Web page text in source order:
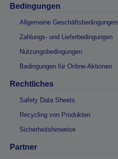
Bedingungen
Allgemeine Geschäftsbedingungen
Zahlungs- und Lieferbedingungen
Nutzungsbedingungen
Bedingungen für Online-Aktionen
Rechtliches
Safety Data Sheets
Recycling von Produkten
Sicherheitshinweise
Partner